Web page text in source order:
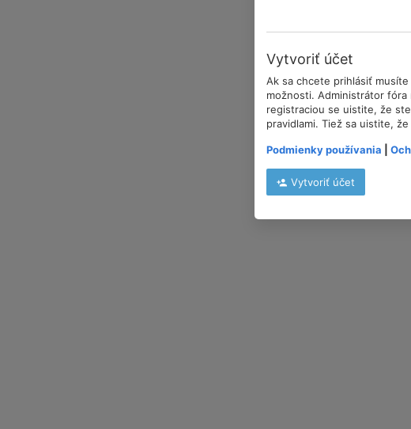
Vytvoriť účet
Ak sa chcete prihlásiť
možnosti. Administrátor
registraciou se uistite, že
pravidlami. Tiež sa uistite,
Podmienky používania
Vytvoriť účet